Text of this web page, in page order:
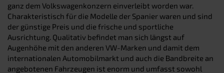
ganz dem Volkswagenkonzern einverleibt worden war.
Charakteristisch für die Modelle der Spanier waren und sind
der günstige Preis und die frische und sportliche
Ausrichtung. Qualitativ befindet man sich längst auf
Augenhöhe mit den anderen VW-Marken und damit dem
internationalen Automobilmarkt und auch die Bandbreite an
angebotenen Fahrzeugen ist enorm und umfasst sowohl